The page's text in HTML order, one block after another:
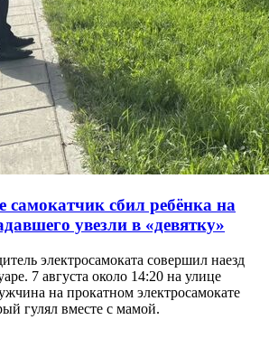
самокатчик сбил ребёнка на
увезли в «девятку»
электросамоката совершил наезд
7 августа около 14:20 на улице
на прокатном электросамокате
гулял вместе с мамой.